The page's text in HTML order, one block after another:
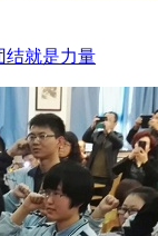
结就是力量